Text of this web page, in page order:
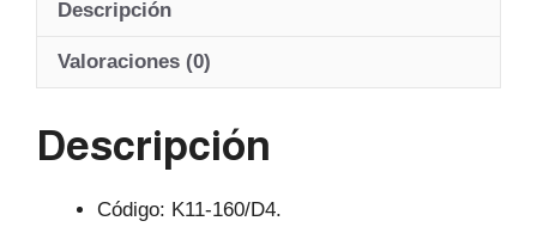
A
p
b
o
a
Descripción
Valoraciones (0)
Descripción
Código: K11-160/D4.